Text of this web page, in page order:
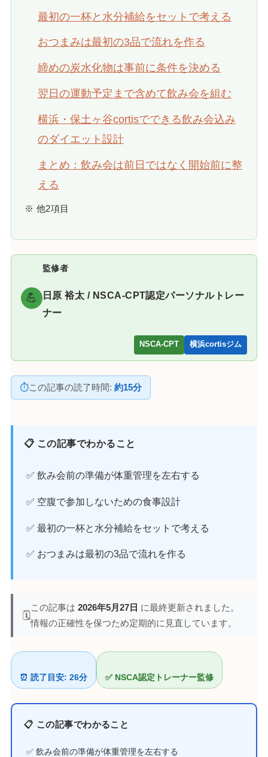
最初の一杯と水分補給をセットで考える
おつまみは最初の3品で流れを作る
締めの炭水化物は事前に条件を決める
翌日の運動予定まで含めて飲み会を組む
横浜・保土ヶ谷cortisでできる飲み会込み
のダイエット設計
まとめ：飲み会は前日ではなく開始前に整
える
※ 他2項目
💪
監修者
日原 裕太 / NSCA-CPT認定パーソナルトレー
ナー
NSCA-CPT 横浜cortisジム
⏱この記事の読了時間: 約15分
📋 この記事でわかること
✅ 飲み会前の準備が体重管理を左右する
✅ 空腹で参加しないための食事設計
✅ 最初の一杯と水分補給をセットで考える
✅ おつまみは最初の3品で流れを作る
🗓️
この記事は 2026年5月27日 に最終更新されました。
情報の正確性を保つため定期的に見直しています。
⏰ 読了目安: 26分 ✅ NSCA認定トレーナー監修
📋 この記事でわかること
✅ 飲み会前の準備が体重管理を左右する